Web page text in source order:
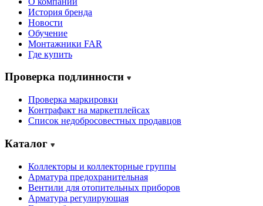
История бренда
Новости
Обучение
Монтажники FAR
Где купить
Проверка подлинности
Проверка маркировки
Контрафакт на маркетплейсах
Cписок недобросовестных продавцов
Каталог
Коллекторы и коллекторные группы
Арматура предохранительная
Вентили для отопительных приборов
Арматура регулирующая